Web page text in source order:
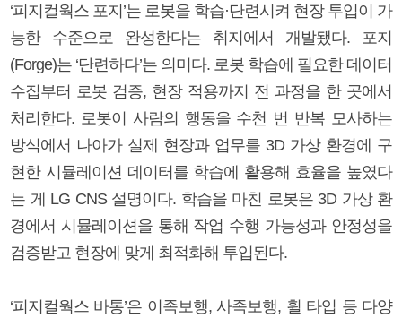
‘피지컬웍스 포지’는 로봇을 학습·단련시켜 현장 투입이 가
능한 수준으로 완성한다는 취지에서 개발됐다. 포지
(Forge)는 ‘단련하다’는 의미다. 로봇 학습에 필요한 데이터
수집부터 로봇 검증, 현장 적용까지 전 과정을 한 곳에서
처리한다. 로봇이 사람의 행동을 수천 번 반복 모사하는
방식에서 나아가 실제 현장과 업무를 3D 가상 환경에 구
현한 시뮬레이션 데이터를 학습에 활용해 효율을 높였다
는 게 LG CNS 설명이다. 학습을 마친 로봇은 3D 가상 환
경에서 시뮬레이션을 통해 작업 수행 가능성과 안정성을
검증받고 현장에 맞게 최적화해 투입된다.
‘피지컬웍스 바통’은 이족보행, 사족보행, 휠 타입 등 다양